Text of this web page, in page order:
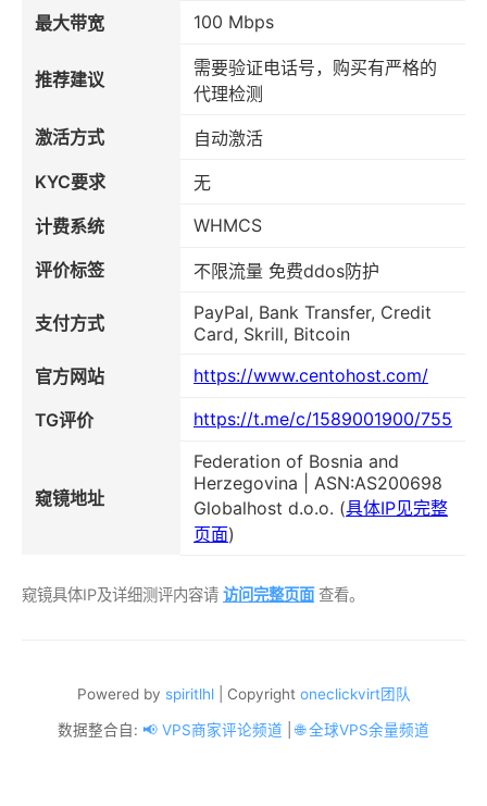
最大带宽 100 Mbps
推荐建议
需要验证电话号，购买有严格的
代理检测
激活方式
自动激活
KYC要求
无
计费系统
WHMCS
评价标签 不限流量 免费ddos防护
支付方式
PayPal, Bank Transfer, Credit
Card, Skrill, Bitcoin
官方网站
https://www.centohost.com/
TG评价 https://t.me/c/1589001900/755
窥镜地址
Federation of Bosnia and
Herzegovina | ASN:AS200698
Globalhost d.o.o. (具体IP见完整
页面)
窥镜具体IP及详细测评内容请 访问完整页面查看。
Powered by spiritlhl| Copyright oneclickvirt团队
数据整合自: 📢 VPS商家评论频道 |🌐 全球VPS余量频道